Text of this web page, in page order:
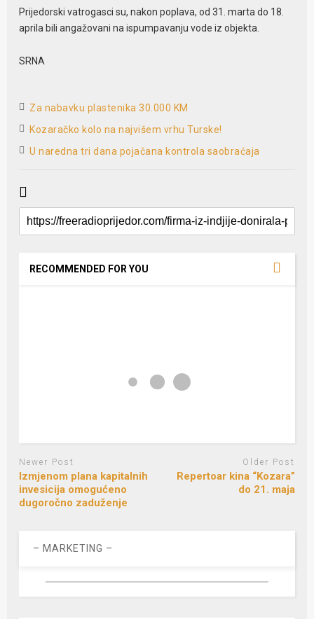
Prijedorski vatrogasci su, nakon poplava, od 31. marta do 18.
aprila bili angažovani na ispumpavanju vode iz objekta.
SRNA
Za nabavku plastenika 30.000 KM
Kozaračko kolo na najvišem vrhu Turske!
U naredna tri dana pojačana kontrola saobraćaja
RECOMMENDED FOR YOU
Newer Post
Izmjenom plana kapitalnih
invesicija omogućeno
dugoročno zaduženje
Older Post
Repertoar kina “Kozara”
do 21. maja
– MARKETING –